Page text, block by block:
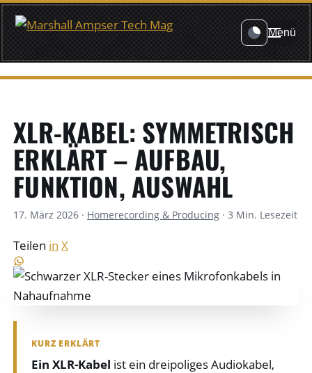
Menü
XLR-KABEL: SYMMETRISCH
ERKLÄRT – AUFBAU,
FUNKTION, AUSWAHL
17. März 2026 · Homerecording & Producing ·3 Min. Lesezeit
Teilen in X
KURZ ERKLÄRT
Ein XLR-Kabel ist ein dreipoliges Audiokabel,